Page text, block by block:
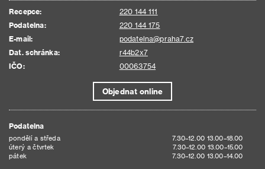
Recepce:
220 144 111
Podatelna:
220 144 175
E-mail:
podatelna@praha7.cz
Dat. schránka:
r44b2x7
IČO:
00063754
Objednat online
Podatelna
pondělí a středa
7.30–12.00 13.00–18.00
úterý a čtvrtek
7.30–12.00 13.00–15.00
pátek
7.30–12.00 13.00–14.00